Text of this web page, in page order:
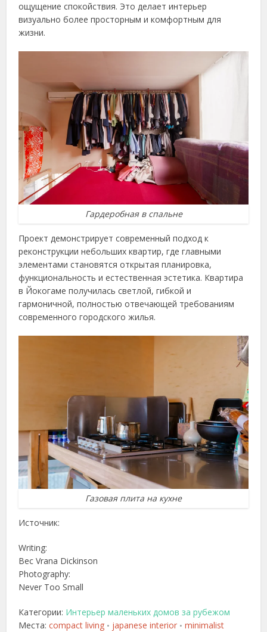
ощущение спокойствия. Это делает интерьер
визуально более просторным и комфортным для
жизни.
Гардеробная в спальне
Проект демонстрирует современный подход к
реконструкции небольших квартир, где главными
элементами становятся открытая планировка,
функциональность и естественная эстетика. Квартира
в Йокогаме получилась светлой, гибкой и
гармоничной, полностью отвечающей требованиям
современного городского жилья.
Газовая плита на кухне
Источник:
Writing:
Bec Vrana Dickinson
Photography:
Never Too Small
Категории: Интерьер маленьких домов за рубежом
Места:compact living • japanese interior • minimalist